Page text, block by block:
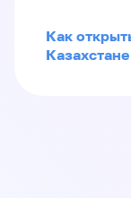
Как
Казахстане